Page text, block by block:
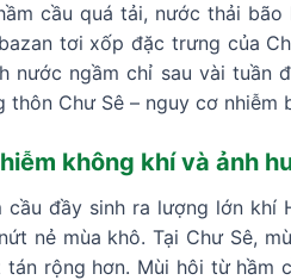
cầu quá tải, nước thải
tơi xốp đặc trưng của
nước ngầm chỉ sau vài tuần
thôn Chư Sê – nguy cơ
không khí và ảnh
cầu đầy sinh ra lượng lớn khí
nẻ mùa khô. Tại Chư Sê,
tán rộng hơn. Mùi hôi từ hầm